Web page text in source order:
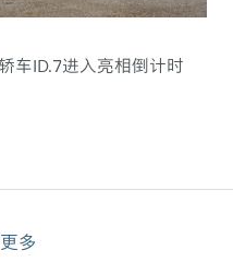
车ID.7进入亮相倒计时
多